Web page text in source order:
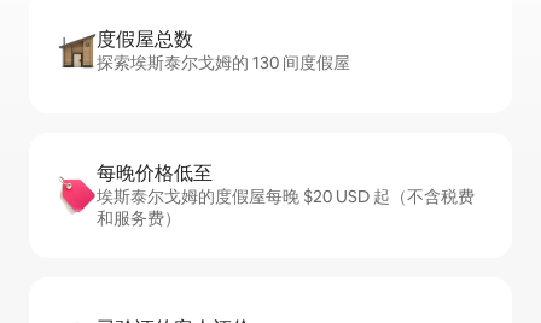
度假屋总数
探索埃斯泰尔戈姆的 130 间度假屋
每晚价格低至
埃斯泰尔戈姆的度假屋每晚 $20 USD 起（不含税费
和服务费）